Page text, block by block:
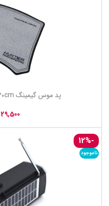
پد موس گیمینگ Macher MR-31 23*30cm
-12%
ناموجود